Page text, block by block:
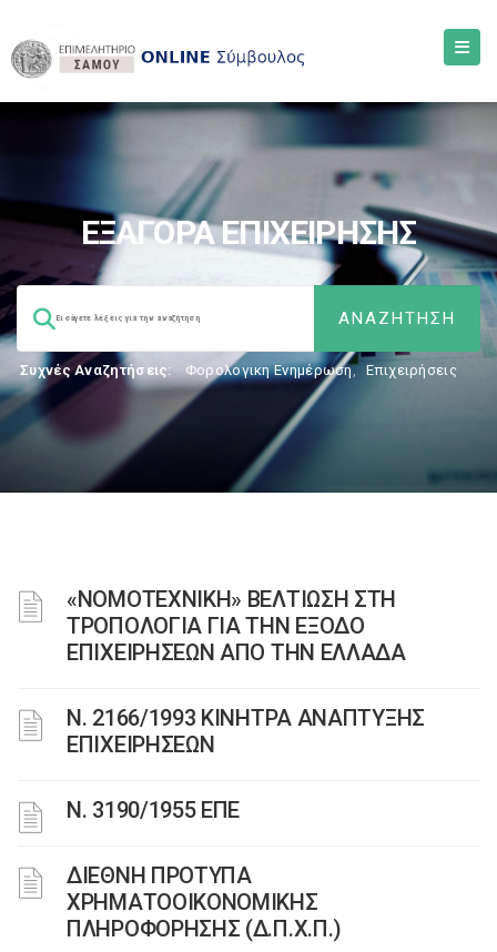
ΕΞΑΓΟΡΑ ΕΠΙΧΕΙΡΗΣΗΣ
Συχνές Αναζητήσεις: Φορολογικη Ενημέρωση, Επιχειρήσεις
«ΝΟΜΟΤΕΧΝΙΚΗ» ΒΕΛΤΙΩΣΗ ΣΤΗ
ΤΡΟΠΟΛΟΓΙΑ ΓΙΑ ΤΗΝ ΕΞΟΔΟ
ΕΠΙΧΕΙΡΗΣΕΩΝ ΑΠΟ ΤΗΝ ΕΛΛΑΔΑ
Ν. 2166/1993 ΚΙΝΗΤΡΑ ΑΝΑΠΤΥΞΗΣ
ΕΠΙΧΕΙΡΗΣΕΩΝ
Ν. 3190/1955 ΕΠΕ
ΔΙΕΘΝΗ ΠΡΟΤΥΠΑ
ΧΡΗΜΑΤΟΟΙΚΟΝΟΜΙΚΗΣ
ΠΛΗΡΟΦΟΡΗΣΗΣ (Δ.Π.Χ.Π.)